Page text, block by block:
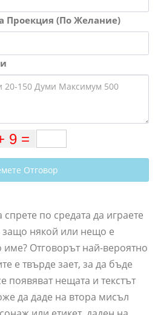
Проекция (По Желание)
Отговор
по средата да играете
защо някой или нещо е
Отговорът най-вероятно
е твърде зает, за да бъде
появяват нещата и текстът
да даде на втора мисъл